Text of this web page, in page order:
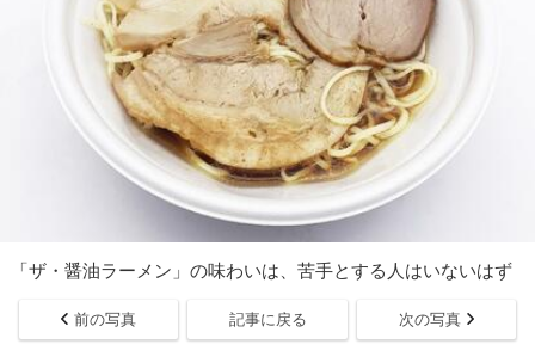
「ザ・醤油ラーメン」の味わいは、苦手とする人はいないはず
前の写真 記事に戻る 次の写真